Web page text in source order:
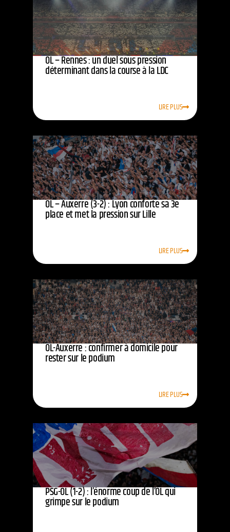
OL – Rennes : un duel sous pression
déterminant dans la course à la LDC
LIRE PLUS
OL – Auxerre (3-2) : Lyon conforte sa 3e
place et met la pression sur Lille
LIRE PLUS
OL-Auxerre : confirmer à domicile pour
rester sur le podium
LIRE PLUS
PSG-OL (1-2) : l’énorme coup de l’OL qui
grimpe sur le podium